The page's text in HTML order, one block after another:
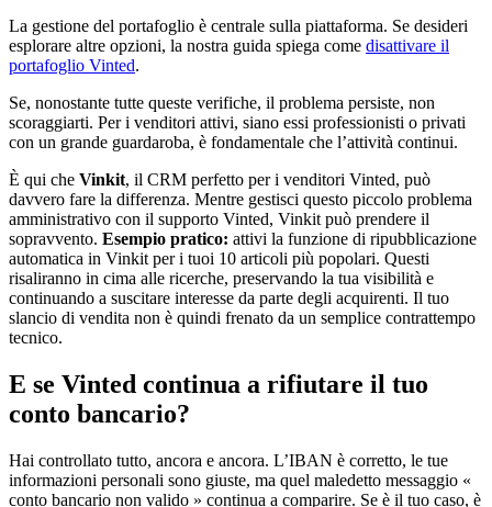
La gestione del portafoglio è centrale sulla piattaforma. Se desideri
esplorare altre opzioni, la nostra guida spiega come disattivare il
portafoglio Vinted.
Se, nonostante tutte queste verifiche, il problema persiste, non
scoraggiarti. Per i venditori attivi, siano essi professionisti o privati
con un grande guardaroba, è fondamentale che l’attività continui.
È qui che Vinkit, il CRM perfetto per i venditori Vinted, può
davvero fare la differenza. Mentre gestisci questo piccolo problema
amministrativo con il supporto Vinted, Vinkit può prendere il
sopravvento. Esempio pratico: attivi la funzione di ripubblicazione
automatica in Vinkit per i tuoi 10 articoli più popolari. Questi
risaliranno in cima alle ricerche, preservando la tua visibilità e
continuando a suscitare interesse da parte degli acquirenti. Il tuo
slancio di vendita non è quindi frenato da un semplice contrattempo
tecnico.
E se Vinted continua a rifiutare il tuo
conto bancario?
Hai controllato tutto, ancora e ancora. L’IBAN è corretto, le tue
informazioni personali sono giuste, ma quel maledetto messaggio «
conto bancario non valido » continua a comparire. Se è il tuo caso, è